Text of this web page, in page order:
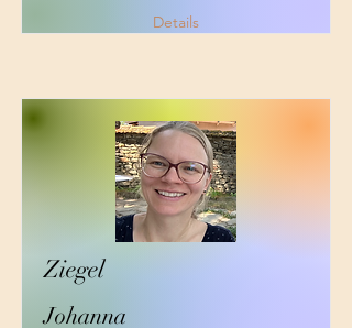
Details
Ziegel
Johanna